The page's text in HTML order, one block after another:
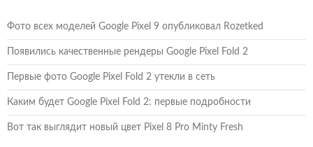
Фото всех моделей Google Pixel 9 опубликовал Rozetked
Появились качественные рендеры Google Pixel Fold 2
Первые фото Google Pixel Fold 2 утекли в сеть
Каким будет Google Pixel Fold 2: первые подробности
Вот так выглядит новый цвет Pixel 8 Pro Minty Fresh